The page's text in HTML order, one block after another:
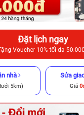
Đặt lịch ngay
Voucher 10% tối đa
nhà
5km)
Sửa
Giá